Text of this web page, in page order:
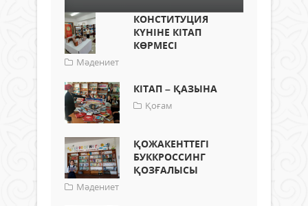
КОНСТИТУЦИЯ
КҮНІНЕ КІТАП
КӨРМЕСІ
Мәдениет
КІТАП – ҚАЗЫНА
Қоғам
ҚОЖАКЕНТТЕГІ
БУККРОССИНГ
ҚОЗҒАЛЫСЫ
Мәдениет